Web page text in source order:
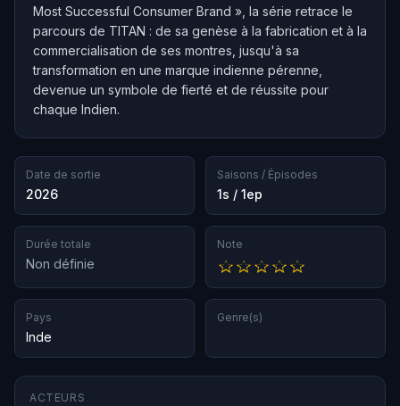
Most Successful Consumer Brand », la série retrace le
parcours de TITAN : de sa genèse à la fabrication et à la
commercialisation de ses montres, jusqu'à sa
transformation en une marque indienne pérenne,
devenue un symbole de fierté et de réussite pour
chaque Indien.
Date de sortie
2026
Saisons / Épisodes
1s / 1ep
Durée totale
Non définie
Note
Pays
Inde
Genre(s)
ACTEURS